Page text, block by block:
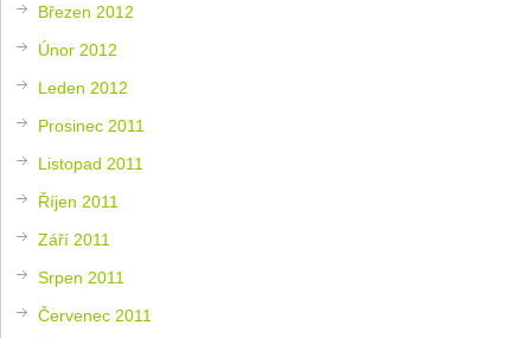
Březen 2012
Únor 2012
Leden 2012
Prosinec 2011
Listopad 2011
Říjen 2011
Září 2011
Srpen 2011
Červenec 2011